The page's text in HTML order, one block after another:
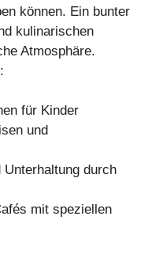
können. Ein bunter
kulinarischen
Atmosphäre.
für Kinder
und
Unterhaltung durch
mit speziellen